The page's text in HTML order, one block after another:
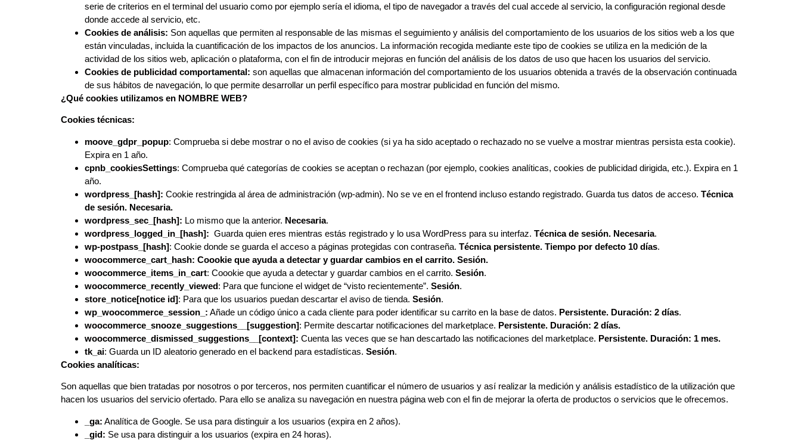
serie de criterios en el terminal del usuario como por ejemplo sería el idioma, el tipo de navegador a través del cual accede al servicio, la configuración regional desde
donde accede al servicio, etc.
Cookies de análisis: Son aquellas que permiten al responsable de las mismas el seguimiento y análisis del comportamiento de los usuarios de los sitios web a los que
están vinculadas, incluida la cuantificación de los impactos de los anuncios. La información recogida mediante este tipo de cookies se utiliza en la medición de la
actividad de los sitios web, aplicación o plataforma, con el fin de introducir mejoras en función del análisis de los datos de uso que hacen los usuarios del servicio.
Cookies de publicidad comportamental: son aquellas que almacenan información del comportamiento de los usuarios obtenida a través de la observación continuada
de sus hábitos de navegación, lo que permite desarrollar un perfil específico para mostrar publicidad en función del mismo.
¿Qué cookies utilizamos en NOMBRE WEB?
Cookies técnicas:
moove_gdpr_popup: Comprueba si debe mostrar o no el aviso de cookies (si ya ha sido aceptado o rechazado no se vuelve a mostrar mientras persista esta cookie).
Expira en 1 año.
cpnb_cookiesSettings: Comprueba qué categorías de cookies se aceptan o rechazan (por ejemplo, cookies analíticas, cookies de publicidad dirigida, etc.). Expira en 1
año.
wordpress_[hash]: Cookie restringida al área de administración (wp-admin). No se ve en el frontend incluso estando registrado. Guarda tus datos de acceso. Técnica
de sesión. Necesaria.
wordpress_sec_[hash]: Lo mismo que la anterior. Necesaria.
wordpress_logged_in_[hash]: Guarda quien eres mientras estás registrado y lo usa WordPress para su interfaz. Técnica de sesión. Necesaria.
wp-postpass_[hash]: Cookie donde se guarda el acceso a páginas protegidas con contraseña. Técnica persistente. Tiempo por defecto 10 días.
woocommerce_cart_hash: Coookie que ayuda a detectar y guardar cambios en el carrito. Sesión.
woocommerce_items_in_cart: Coookie que ayuda a detectar y guardar cambios en el carrito. Sesión.
woocommerce_recently_viewed: Para que funcione el widget de “visto recientemente”. Sesión.
store_notice[notice id]: Para que los usuarios puedan descartar el aviso de tienda. Sesión.
wp_woocommerce_session_: Añade un código único a cada cliente para poder identificar su carrito en la base de datos. Persistente. Duración: 2 días.
woocommerce_snooze_suggestions__[suggestion]: Permite descartar notificaciones del marketplace. Persistente. Duración: 2 días.
woocommerce_dismissed_suggestions__[context]: Cuenta las veces que se han descartado las notificaciones del marketplace. Persistente. Duración: 1 mes.
tk_ai: Guarda un ID aleatorio generado en el backend para estadísticas. Sesión.
Cookies analíticas:
Son aquellas que bien tratadas por nosotros o por terceros, nos permiten cuantificar el número de usuarios y así realizar la medición y análisis estadístico de la utilización que
hacen los usuarios del servicio ofertado. Para ello se analiza su navegación en nuestra página web con el fin de mejorar la oferta de productos o servicios que le ofrecemos.
_ga: Analítica de Google. Se usa para distinguir a los usuarios (expira en 2 años).
_gid: Se usa para distinguir a los usuarios (expira en 24 horas).